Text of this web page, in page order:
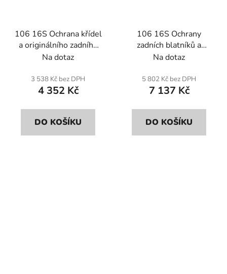
106 16S Ochrana křídel
a originálního zadního
vahadla (pár). kevlar
polyesterovou
pryskyřicí.
Na dotaz
3 538 Kč bez DPH
4 352 Kč
DO KOŠÍKU
106 16S Ochrany
zadních blatníků a
vahadel (pár) . Kevlar a
pryskyřice.
Na dotaz
5 802 Kč bez DPH
7 137 Kč
DO KOŠÍKU